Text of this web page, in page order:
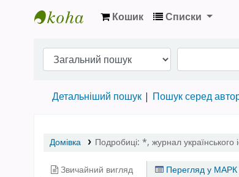
Кошик Списки
Детальніший пошук Пошук серед
Домівка Подробиці: *, журнал українського
Звичайний вигляд Перегляд у МАРК